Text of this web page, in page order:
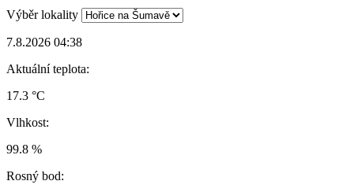
Výběr lokality
7.8.2026 04:38
Aktuální teplota:
17.3 °C
Vlhkost:
99.8 %
Rosný bod: